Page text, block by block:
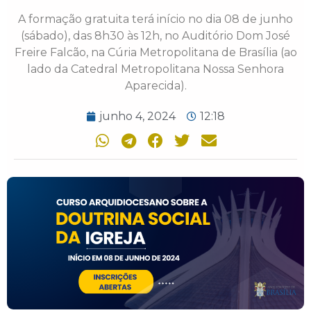
A formação gratuita terá início no dia 08 de junho
(sábado), das 8h30 às 12h, no Auditório Dom José
Freire Falcão, na Cúria Metropolitana de Brasília (ao
lado da Catedral Metropolitana Nossa Senhora
Aparecida).
junho 4, 2024 12:18